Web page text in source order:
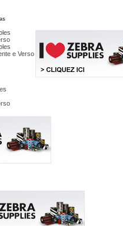
e Verso